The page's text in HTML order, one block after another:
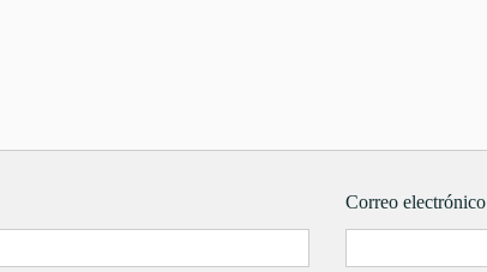
Correo electrónico